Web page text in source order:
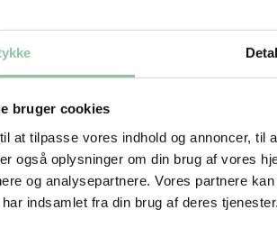
bruger cookies
at tilpasse vores indhold og annoncer,
også oplysninger om din brug af vores
og analysepartnere. Vores partnere
indsamlet fra din brug af deres tjenester.
ingefær og hak fint. Dup kødet tørt
olie i en wok eller på en pande ved
minutstrimler – de skal ligge i ét
kødet på en tallerken og hold det
olie på panden ved middel varme.
lidt sammen, men stadig være lidt
og hvedekerner. Vendt det godt rundt